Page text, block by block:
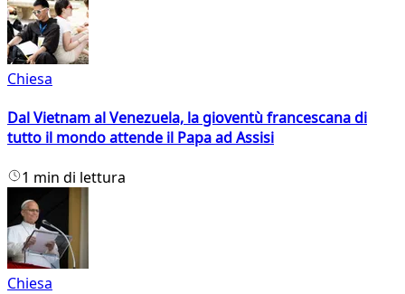
Chiesa
Dal Vietnam al Venezuela, la gioventù francescana di
tutto il mondo attende il Papa ad Assisi
1 min di lettura
Chiesa